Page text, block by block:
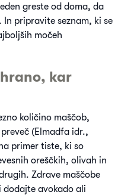
greste od doma, da
In pripravite seznam, ki se
močeh
kar
količino maščob,
(Elmadfa idr.,
primer tiste, ki so
oreščkih, olivah in
Zdrave maščobe
avokado ali